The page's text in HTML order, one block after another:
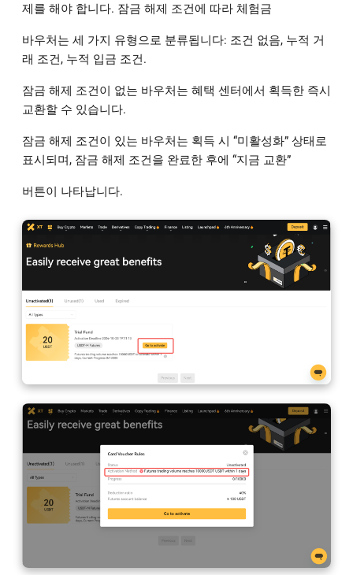
제를 해야 합니다. 잠금 해제 조건에 따라 체험금
바우처는 세 가지 유형으로 분류됩니다: 조건 없음, 누적 거
래 조건, 누적 입금 조건.
잠금 해제 조건이 없는 바우처는 혜택 센터에서 획득한 즉시
교환할 수 있습니다.
잠금 해제 조건이 있는 바우처는 획득 시 “미활성화” 상태로
표시되며, 잠금 해제 조건을 완료한 후에 “지금 교환”
버튼이 나타납니다.